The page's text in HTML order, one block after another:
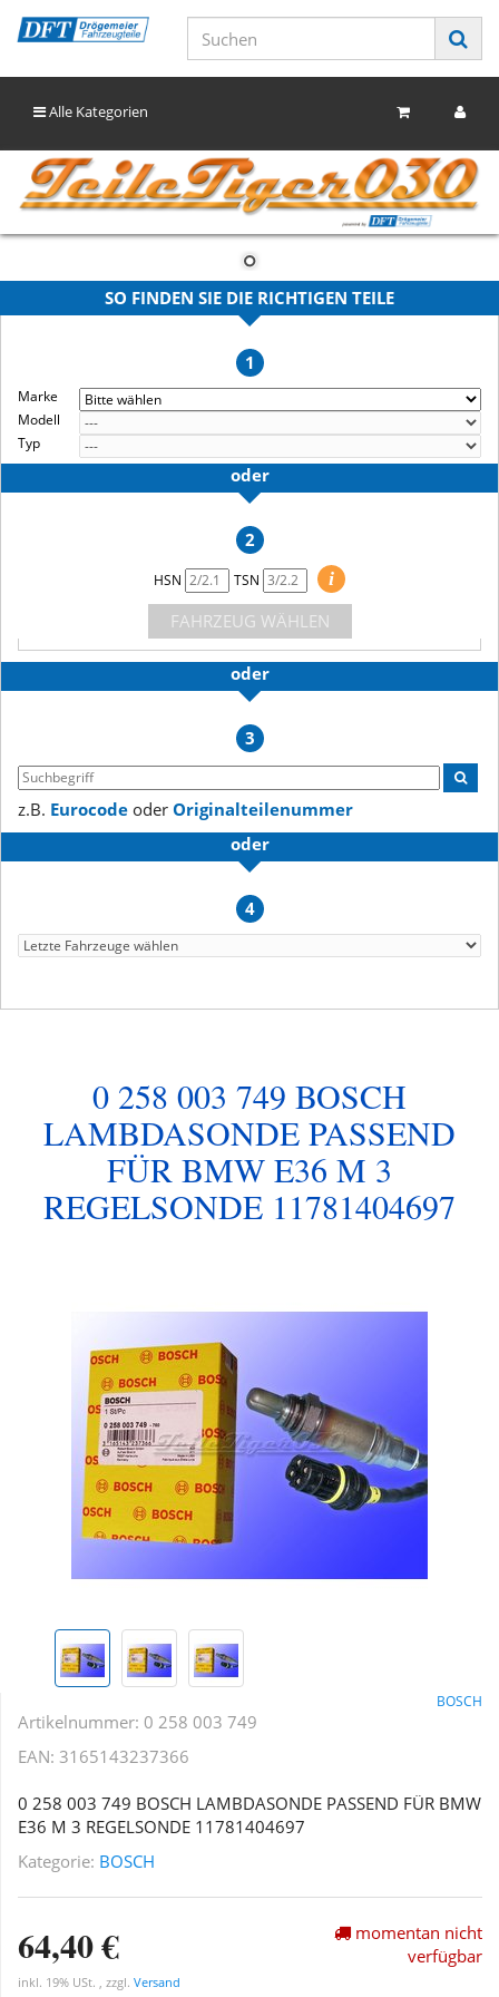
Alle Kategorien
SO FINDEN SIE DIE RICHTIGEN TEILE
1
Marke
Modell
Typ
oder
2
HSN TSN
i
FAHRZEUG WÄHLEN
oder
3
z.B. Eurocode oder Originalteilenummer
oder
4
0 258 003 749 BOSCH
LAMBDASONDE PASSEND
FÜR BMW E36 M 3
REGELSONDE 11781404697
BOSCH
Artikelnummer: 0 258 003 749
EAN: 3165143237366
0 258 003 749 BOSCH LAMBDASONDE PASSEND FÜR BMW
E36 M 3 REGELSONDE 11781404697
Kategorie: BOSCH
64,40 €
inkl. 19% USt. , zzgl. Versand
momentan nicht
verfügbar